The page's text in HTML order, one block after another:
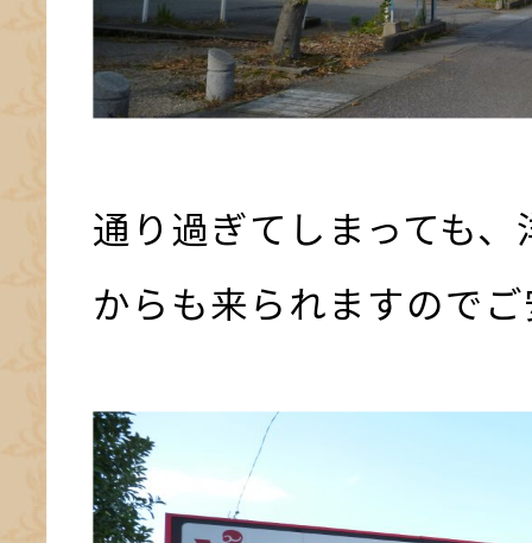
通り過ぎてしまっても
からも来られますので